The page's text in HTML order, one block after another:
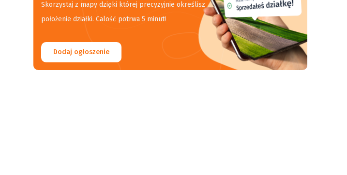
Skorzystaj z mapy dzięki której precyzyjnie określisz
położenie działki. Calość potrwa 5 minut!
Dodaj ogłoszenie